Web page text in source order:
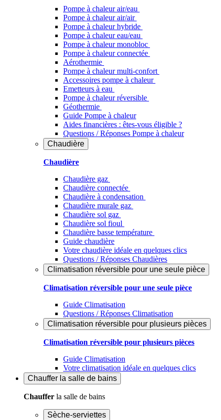
Pompe à chaleur air/eau
Pompe à chaleur air/air
Pompe à chaleur hybride
Pompe à chaleur​ eau/eau
Pompe à chaleur monobloc
Pompe à chaleur connectée
Aérothermie
Pompe à chaleur multi-confort
Accessoires pompe à chaleur
Emetteurs à eau
Pompe à chaleur réversible
Géothermie
Guide Pompe à chaleur
Aides financières : êtes-vous éligible ?
Questions / Réponses Pompe à chaleur
Chaudière
Chaudière
Chaudière gaz
Chaudière connectée
Chaudière à condensation
Chaudière murale gaz
Chaudière sol gaz
Chaudière sol fioul
Chaudière basse température
Guide chaudière
Votre chaudière idéale en quelques clics
Questions / Réponses Chaudières
Climatisation réversible pour une seule pièce
Climatisation réversible pour une seule pièce
Guide Climatisation
Questions / Réponses Climatisation
Climatisation réversible pour plusieurs pièces
Climatisation réversible pour plusieurs pièces
Guide Climatisation
Votre climatisation idéale en quelques clics
Chauffer la salle de bains
Chauffer la salle de bains
Sèche-serviettes